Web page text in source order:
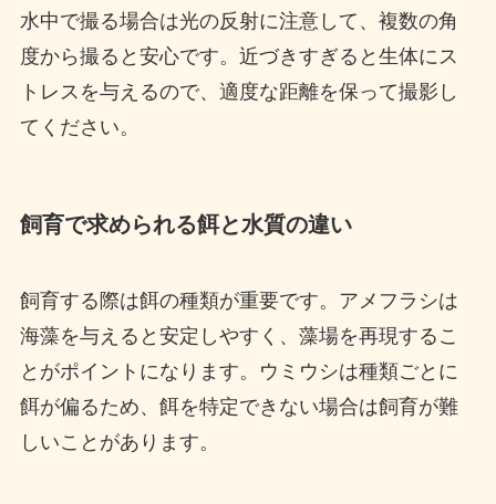
水中で撮る場合は光の反射に注意して、複数の角
度から撮ると安心です。近づきすぎると生体にス
トレスを与えるので、適度な距離を保って撮影し
てください。
飼育で求められる餌と水質の違い
飼育する際は餌の種類が重要です。アメフラシは
海藻を与えると安定しやすく、藻場を再現するこ
とがポイントになります。ウミウシは種類ごとに
餌が偏るため、餌を特定できない場合は飼育が難
しいことがあります。